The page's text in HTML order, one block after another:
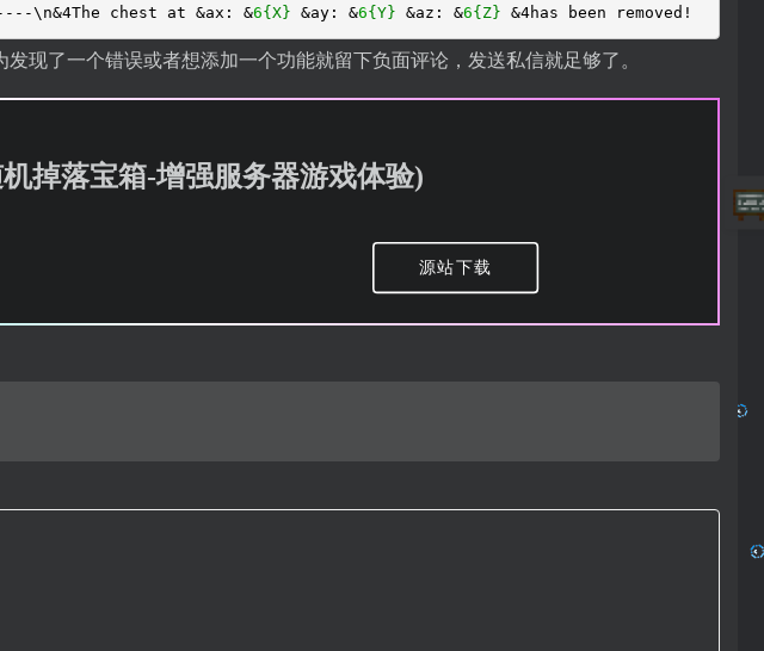
chest at &ax: &6{X} &ay: &6{Y} &az: &6{Z} &4has been removed!
现了一个错误或者想添加一个功能就留下负面评论，发送私信就足够了。
掉落宝箱-增强服务器游戏体验)
源站下载